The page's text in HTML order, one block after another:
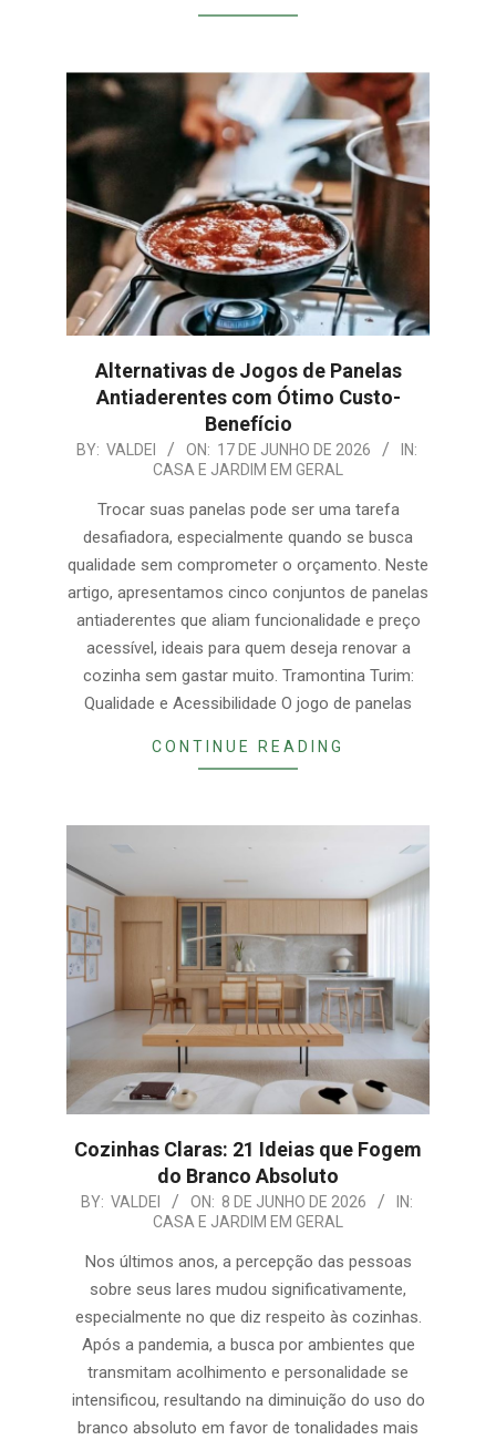
Alternativas de Jogos de Panelas
Antiaderentes com Ótimo Custo-
Benefício
2026-
BY: VALDEI ON: 17 DE JUNHO DE 2026
IN:
CASA E JARDIM EM GERAL
Trocar suas panelas pode ser uma tarefa
desafiadora, especialmente quando se busca
qualidade sem comprometer o orçamento. Neste
artigo, apresentamos cinco conjuntos de panelas
antiaderentes que aliam funcionalidade e preço
acessível, ideais para quem deseja renovar a
cozinha sem gastar muito. Tramontina Turim:
Qualidade e Acessibilidade O jogo de panelas
CONTINUE READING
Cozinhas Claras: 21 Ideias que Fogem
do Branco Absoluto
2026-
BY: VALDEI ON: 8 DE JUNHO DE 2026
IN:
CASA E JARDIM EM GERAL
Nos últimos anos, a percepção das pessoas
sobre seus lares mudou significativamente,
especialmente no que diz respeito às cozinhas.
Após a pandemia, a busca por ambientes que
transmitam acolhimento e personalidade se
intensificou, resultando na diminuição do uso do
branco absoluto em favor de tonalidades mais